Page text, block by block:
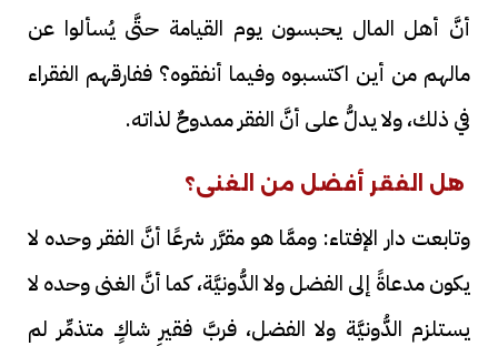
أنَّ أهل المال يحبسون يوم القيامة حتَّى يُسألوا عن
مالهم من أين اكتسبوه وفيما أنفقوه؟ ففارقهم الفقراء
في ذلك، ولا يدلُّ على أنَّ الفقر ممدوحٌ لذاته.
هل الفقر أفضل من الغنى؟
وتابعت دار الإفتاء: وممَّا هو مقرَّر شرعًا أنَّ الفقر وحده لا
يكون مدعاةً إلى الفضل ولا الدُّونيَّة، كما أنَّ الغنى وحده لا
يستلزم الدُّونيَّة ولا الفضل، فربَّ فقيرٍ شاكٍ متذمِّر لم